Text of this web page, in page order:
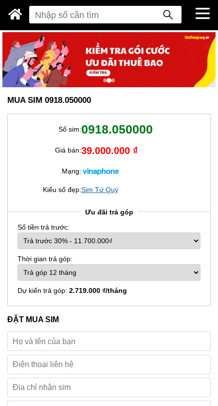
MUA SIM 0918.050000
Số sim:0918.050000
Giá bán:39.000.000 ₫
Mạng:
Kiểu số đẹp:Sim Tứ Quý
Ưu đãi trả góp
Số tiền trả trước:
Thời gian trả góp:
Dự kiến trả góp: 2.719.000 ₫/tháng
ĐẶT MUA SIM